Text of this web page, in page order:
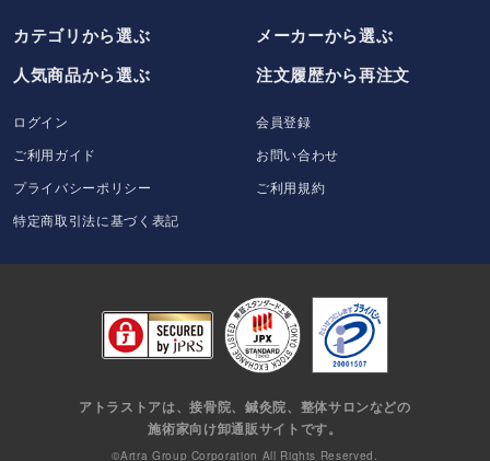
カテゴリから選ぶ メーカーから選ぶ
人気商品から選ぶ
注文履歴から再注文
ログイン
会員登録
ご利用ガイド
お問い合わせ
プライバシーポリシー
ご利用規約
特定商取引法に基づく表記
アトラストアは、接骨院、鍼灸院、整体サロンなどの
施術家向け卸通販サイトです。
©Artra Group Corporation All Rights Reserved.